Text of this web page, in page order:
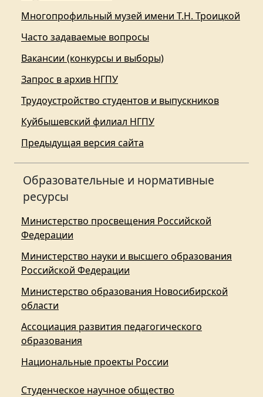
Многопрофильный музей имени Т.Н. Троицкой
Часто задаваемые вопросы
Вакансии (конкурсы и выборы)
Запрос в архив НГПУ
Трудоустройство студентов и выпускников
Куйбышевский филиал НГПУ
Предыдущая версия сайта
Образовательные и нормативные
ресурсы
Министерство просвещения Российской
Федерации
Министерство науки и высшего образования
Российской Федерации
Министерство образования Новосибирской
области
Ассоциация развития педагогического
образования
Национальные проекты России
Студенческое научное общество